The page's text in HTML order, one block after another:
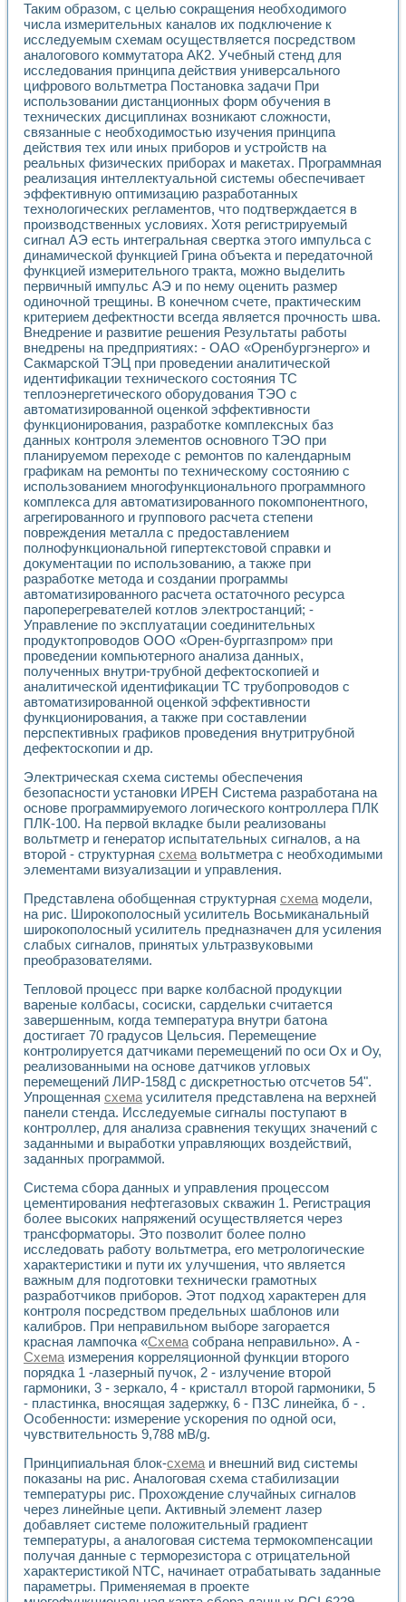
Система сбора данных и управления процессом
Управление температурой газовой среды специальной
Разработка программного обеспечения с
Использование технологий NATIONAL INSTRUMENTS
Оборудование для промышленной термотрансферной
Автоматизация реометрических исследований на базе
Применение измерителя иммитанса для исследова¬ния
Исследование электромагнитных переходных процессов
Стенд для исследования электрических переходных
Автоматизация контроля сварных швов на базе
Измерительный контроль с применением
Моделирование надежности и эффективности систем
Лабораторные практикумы и учебные стенды
Автоматизация лабораторного стенда по измерению
Автоматизированные лабораторные комплексы для
Виртуальный прибор для исследования нелинейных
Использование виртуальных приборов в процесе
Использование программ ELECTRONICS WORKBENCH-
Лабораторный практикум по дисциплине «Цифровые
Лабораторный практикум по ИНС на основе LabVIEW
Лабораторный практикум по основам теории коммутации
Опыт использования NI LabVIEW для создания
Применение LabVIEW для исследования течения в
Создание виртуальной работы «Изучение магнитных
Обратный маятник
Устройство для изучения основ интерфейсов обмена по
Лабораторный практикум: изучение адиабатического
Стенд для исследования электрических переходных
Система статистической обработки результатов
Автоматизация лазерно-плазменных измерений с
Модельно-измерительный комплекс. Назначение. Состав.
Использование технологий NATIONAL INSTRUMENTS
Учебный практикум "Спектральный и корреляционный
Учебный стенд для исследования принципа действия
Оборудование и программное обеспечение учебных
Виртуальный лабораторный практикум для изучения
Управление роботом ТУР-10 средствами LabVIEW
Аппаратно-программный комплекс для исследования
Автоматизированный дистанционный лабораторный
Исследование возможности реставрации одномерных
Использование технологий NATIONAL INSTRUMENTS в
Разработка модификаций алгоритма полигармонической
Учебный стенд для исследования принципа действия
Виртуальная система поддержки принимаемых решений в
Преемственность дисциплин «Моделирование систем» и
Универсальный стенд для исследования электрических
Лабораторные практикумы по информационно-
Виртуальный измеритель частотных характеристик на
Лабораторный практикум по основам теории Коммутации
Разработка виртуальной лабораторной работы
Виртуальные практикумы по электротехнике в среде
Из опыта внедрения в рамках национального проекта
Исследование эффективности решателей
Опыт разработки LabVIEW лабораторных практикумов
Проблемы повышения качества образования и
Развитие LabVIEW лабораторного практикума по
Усовершенствованные алгоритмы частотного анализа
Об опыте работы учебного центра «Технологии
Технологии NI в магистерской программе «Прикладная
Система диагностики двигателей постоянного тока
Автоматизированный стенд формирования
Лабораторный практикум по курсу ИИС на базе
Партнеры
Академические и отраслевые институты
Учебные заведения
Бизнес
Контакты
Таким образом, с целью сокращения необходимого
числа измерительных каналов их подключение к
исследуемым схемам осуществляется посредством
аналогового коммутатора АК2. Учебный стенд для
исследования принципа действия универсального
цифрового вольтметра Постановка задачи При
использовании дистанционных форм обучения в
технических дисциплинах возникают сложности,
связанные с необходимостью изучения принципа
действия тех или иных приборов и устройств на
реальных физических приборах и макетах. Программная
реализация интеллектуальной системы обеспечивает
эффективную оптимизацию разработанных
технологических регламентов, что подтверждается в
производственных условиях. Хотя регистрируемый
сигнал АЭ есть интегральная свертка этого импульса с
динамической функцией Грина объекта и передаточной
функцией измерительного тракта, можно выделить
первичный импульс АЭ и по нему оценить размер
одиночной трещины. В конечном счете, практическим
критерием дефектности всегда является прочность шва.
Внедрение и развитие решения Результаты работы
внедрены на предприятиях: - ОАО «Оренбургэнерго» и
Сакмарской ТЭЦ при проведении аналитической
идентификации технического состояния ТС
теплоэнергетического оборудования ТЭО с
автоматизированной оценкой эффективности
функционирования, разработке комплексных баз
данных контроля элементов основного ТЭО при
планируемом переходе с ремонтов по календарным
графикам на ремонты по техническому состоянию с
использованием многофункционального программного
комплекса для автоматизированного покомпонентного,
агрегированного и группового расчета степени
повреждения металла с предоставлением
полнофункциональной гипертекстовой справки и
документации по использованию, а также при
разработке метода и создании программы
автоматизированного расчета остаточного ресурса
пароперегревателей котлов электростанций; -
Управление по эксплуатации соединительных
продуктопроводов ООО «Орен-бурггазпром» при
проведении компьютерного анализа данных,
полученных внутри-трубной дефектоскопией и
аналитической идентификации ТС трубопроводов с
автоматизированной оценкой эффективности
функционирования, а также при составлении
перспективных графиков проведения внутритрубной
дефектоскопии и др.
Электрическая схема системы обеспечения
безопасности установки ИРЕН Система разработана на
основе программируемого логического контроллера ПЛК
ПЛК-100. На первой вкладке были реализованы
вольтметр и генератор испытательных сигналов, а на
второй - структурная схемавольтметра с необходимыми
элементами визуализации и управления.
Представлена обобщенная структурная схемамодели,
на рис. Широкополосный усилитель Восьмиканальный
широкополосный усилитель предназначен для усиления
слабых сигналов, принятых ультразвуковыми
преобразователями.
Тепловой процесс при варке колбасной продукции
вареные колбасы, сосиски, сардельки считается
завершенным, когда температура внутри батона
достигает 70 градусов Цельсия. Перемещение
контролируется датчиками перемещений по оси Ох и Оу,
реализованными на основе датчиков угловых
перемещений ЛИР-158Д с дискретностью отсчетов 54".
Упрощенная схемаусилителя представлена на верхней
панели стенда. Исследуемые сигналы поступают в
контроллер, для анализа сравнения текущих значений с
заданными и выработки управляющих воздействий,
заданных программой.
Система сбора данных и управления процессом
цементирования нефтегазовых скважин 1. Регистрация
более высоких напряжений осуществляется через
трансформаторы. Это позволит более полно
исследовать работу вольтметра, его метрологические
характеристики и пути их улучшения, что является
важным для подготовки технически грамотных
разработчиков приборов. Этот подход характерен для
контроля посредством предельных шаблонов или
калибров. При неправильном выборе загорается
красная лампочка «Схемасобрана неправильно». А -
Схемаизмерения корреляционной функции второго
порядка 1 -лазерный пучок, 2 - излучение второй
гармоники, 3 - зеркало, 4 - кристалл второй гармоники, 5
- пластинка, вносящая задержку, 6 - ПЗС линейка, б - .
Особенности: измерение ускорения по одной оси,
чувствительность 9,788 мВ/g.
Принципиальная блок-схемаи внешний вид системы
показаны на рис. Аналоговая схема стабилизации
температуры рис. Прохождение случайных сигналов
через линейные цепи. Активный элемент лазер
добавляет системе положительный градиент
температуры, а аналоговая система термокомпенсации
получая данные с терморезистора с отрицательной
характеристикой NTC, начинает отрабатывать заданные
параметры. Применяемая в проекте